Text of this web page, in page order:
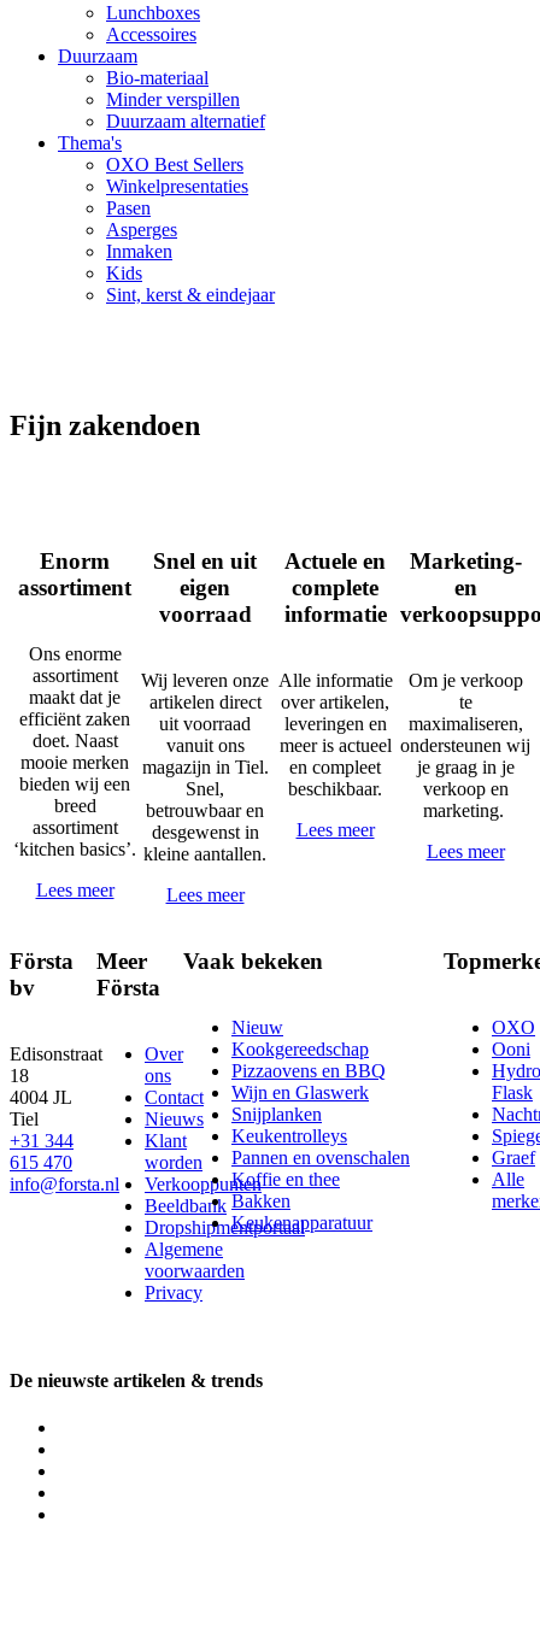
Lunchboxes
Accessoires
Duurzaam
Bio-materiaal
Minder verspillen
Duurzaam alternatief
Thema's
OXO Best Sellers
Winkelpresentaties
Pasen
Asperges
Inmaken
Kids
Sint, kerst & eindejaar
Fijn zakendoen
Enorm
assortiment
Ons enorme
assortiment
maakt dat je
efficiënt zaken
doet. Naast
mooie merken
bieden wij een
breed
assortiment
‘kitchen basics’.
Lees meer
Snel en uit
eigen
voorraad
Wij leveren onze
artikelen direct
uit voorraad
vanuit ons
magazijn in Tiel.
Snel,
betrouwbaar en
desgewenst in
kleine aantallen.
Lees meer
Actuele en
complete
informatie
Alle informatie
over artikelen,
leveringen en
meer is actueel
en compleet
beschikbaar.
Lees meer
Marketing-
en
Om je verkoop
te
maximaliseren,
ondersteunen wij
je graag in je
verkoop en
marketing.
Lees meer
Första
bv
Edisonstraat
18
4004 JL
Tiel
+31 344
615 470
info@forsta.nl
Meer
Första
Over
ons
Contact
Nieuws
Klant
worden
Verkooppunten
Beeldbank
Dropshipmentportaal
Algemene
voorwaarden
Privacy
Vaak bekeken
Nieuw
Kookgereedschap
Pizzaovens en BBQ
Wijn en Glaswerk
Snijplanken
Keukentrolleys
Pannen en ovenschalen
Koffie en thee
Bakken
Keukenapparatuur
OXO
Ooni
Hydro
Flask
Graef
Alle
De nieuwste artikelen & trends